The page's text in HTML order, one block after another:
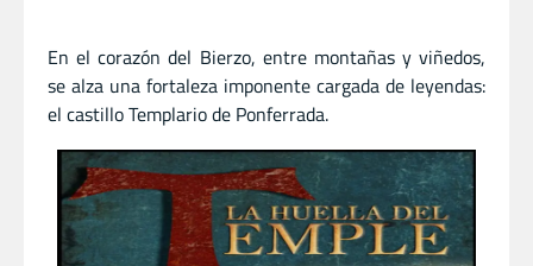
En el corazón del Bierzo, entre montañas y viñedos,
se alza una fortaleza imponente cargada de leyendas:
el castillo Templario de Ponferrada.